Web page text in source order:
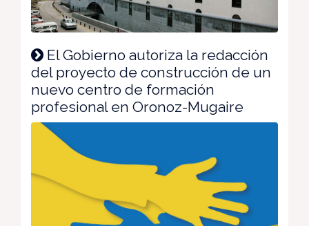
El Gobierno autoriza la redacción
del proyecto de construcción de un
nuevo centro de formación
profesional en Oronoz-Mugaire